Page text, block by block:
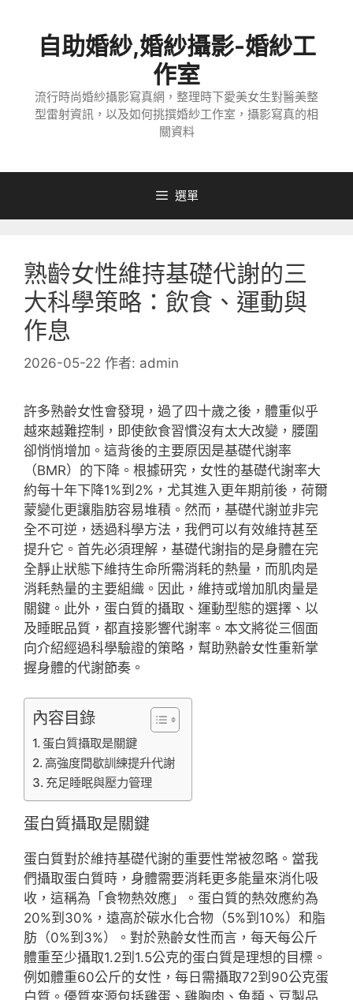
自助婚紗,婚紗攝影-婚紗工
作室
流行時尚婚紗攝影寫真網，整理時下愛美女生對醫美整
型雷射資訊，以及如何挑撰婚紗工作室，攝影寫真的相
關資料
選單
熟齡女性維持基礎代謝的三
大科學策略：飲食、運動與
作息
2026-05-22 作者: admin
許多熟齡女性會發現，過了四十歲之後，體重似乎
越來越難控制，即使飲食習慣沒有太大改變，腰圍
卻悄悄增加。這背後的主要原因是基礎代謝率
（BMR）的下降。根據研究，女性的基礎代謝率大
約每十年下降1%到2%，尤其進入更年期前後，荷爾
蒙變化更讓脂肪容易堆積。然而，基礎代謝並非完
全不可逆，透過科學方法，我們可以有效維持甚至
提升它。首先必須理解，基礎代謝指的是身體在完
全靜止狀態下維持生命所需消耗的熱量，而肌肉是
消耗熱量的主要組織。因此，維持或增加肌肉量是
關鍵。此外，蛋白質的攝取、運動型態的選擇、以
及睡眠品質，都直接影響代謝率。本文將從三個面
向介紹經過科學驗證的策略，幫助熟齡女性重新掌
握身體的代謝節奏。
內容目錄
蛋白質攝取是關鍵
高強度間歇訓練提升代謝
充足睡眠與壓力管理
蛋白質攝取是關鍵
蛋白質對於維持基礎代謝的重要性常被忽略。當我
們攝取蛋白質時，身體需要消耗更多能量來消化吸
收，這稱為「食物熱效應」。蛋白質的熱效應約為
20%到30%，遠高於碳水化合物（5%到10%）和脂
肪（0%到3%）。對於熟齡女性而言，每天每公斤
體重至少攝取1.2到1.5公克的蛋白質是理想的目標。
例如體重60公斤的女性，每日需攝取72到90公克蛋
白質。優質來源包括雞蛋、雞胸肉、魚類、豆製品